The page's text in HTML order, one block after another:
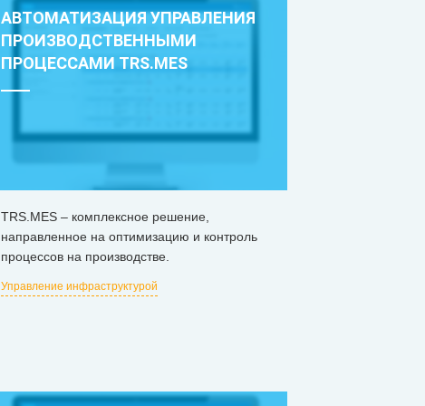
АВТОМАТИЗАЦИЯ УПРАВЛЕНИЯ
ПРОИЗВОДСТВЕННЫМИ
ПРОЦЕССАМИ TRS.MES
TRS.MES – комплексное решение,
направленное на оптимизацию и контроль
процессов на производстве.
Управление инфраструктурой